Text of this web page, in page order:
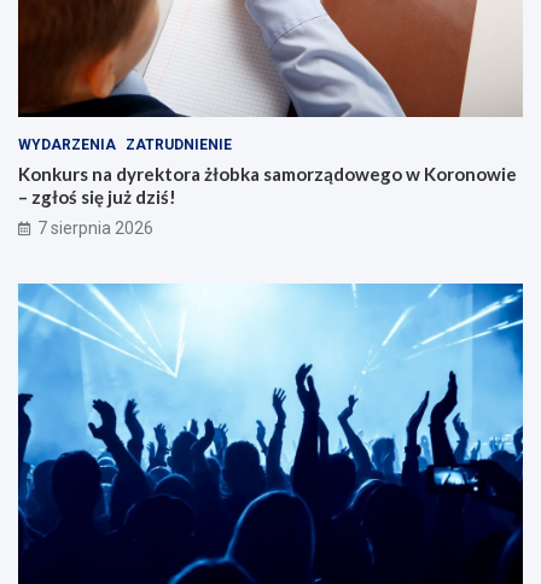
WYDARZENIA ZATRUDNIENIE
Konkurs na dyrektora żłobka samorządowego w Koronowie
– zgłoś się już dziś!
7 sierpnia 2026